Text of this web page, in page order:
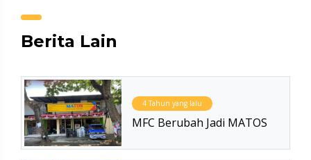
Berita Lain
4 Tahun yang lalu
MFC Berubah Jadi MATOS